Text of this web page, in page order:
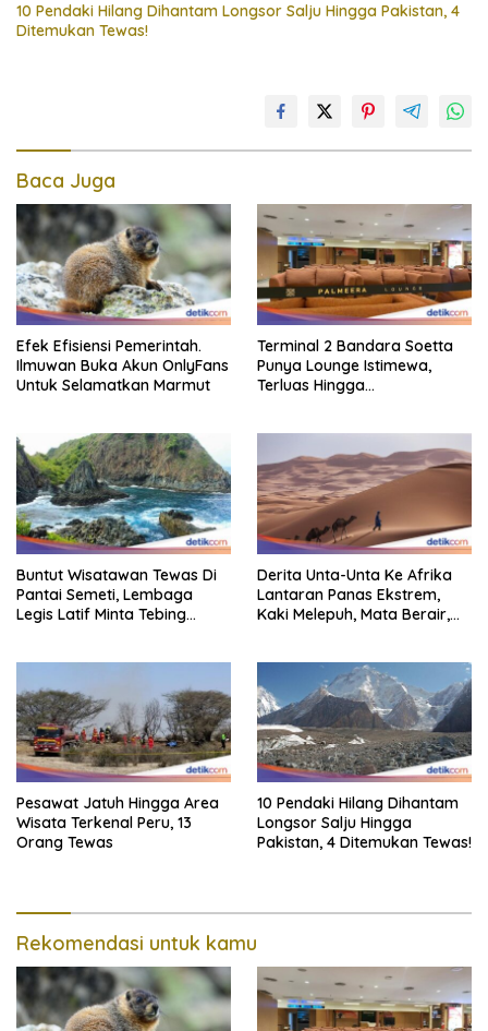
10 Pendaki Hilang Dihantam Longsor Salju Hingga Pakistan, 4
Ditemukan Tewas!
Baca Juga
Efek Efisiensi Pemerintah.
Ilmuwan Buka Akun OnlyFans
Untuk Selamatkan Marmut
Terminal 2 Bandara Soetta
Punya Lounge Istimewa,
Terluas Hingga
Buntut Wisatawan Tewas Di
Pantai Semeti, Lembaga
Legis Latif Minta Tebing
Derita Unta-Unta Ke Afrika
Lantaran Panas Ekstrem,
Kaki Melepuh, Mata Berair,
Pesawat Jatuh Hingga Area
Wisata Terkenal Peru, 13
Orang Tewas
10 Pendaki Hilang Dihantam
Longsor Salju Hingga
Pakistan, 4 Ditemukan Tewas!
Rekomendasi untuk kamu